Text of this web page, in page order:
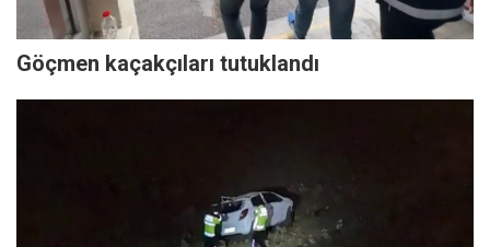
Göçmen kaçakçıları tutuklandı